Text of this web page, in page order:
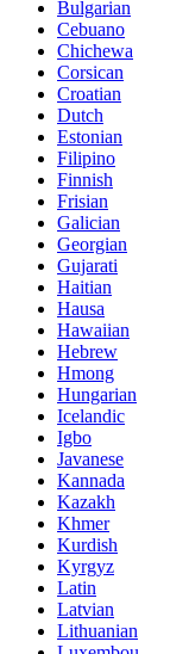
Bulgarian
Cebuano
Chichewa
Corsican
Croatian
Dutch
Estonian
Filipino
Finnish
Frisian
Galician
Georgian
Gujarati
Haitian
Hausa
Hawaiian
Hebrew
Hmong
Hungarian
Icelandic
Igbo
Javanese
Kannada
Kazakh
Khmer
Kurdish
Kyrgyz
Latin
Latvian
Lithuanian